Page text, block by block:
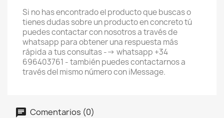
Si no has encontrado el producto que buscas o
tienes dudas sobre un producto en concreto tú
puedes contactar con nosotros a través de
whatsapp para obtener una respuesta más
rápida a tus consultas --> whatsapp +34
696403761 - también puedes contactarnos a
través del mismo número con iMessage.
Comentarios (0)